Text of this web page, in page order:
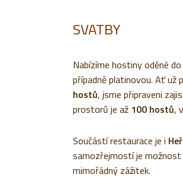
SVATBY
Nabízíme hostiny oděné
případně platinovou. Ať už
hostů, jsme připraveni
prostorů je až 100 hostů,
Součástí restaurace je i
samozřejmostí je
mimořádný zážitek.